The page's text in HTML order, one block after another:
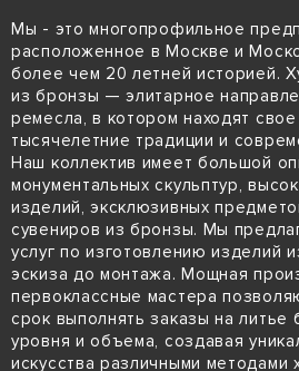
Мы - это многопрофильное
расположенное в Москве и
более чем 20 летней историей.
из бронзы — элитарное
ремесла, в котором находят
тысячелетние традиции и
Наш коллектив имеет большой
монументальных скульптур,
изделий, эксклюзивных
сувениров из бронзы. Мы
услуг по изготовлению изделий
эскиза до монтажа. Мощная
первоклассные мастера
срок выполнять заказы на
уровня и объема, создавая
искусства различными методами